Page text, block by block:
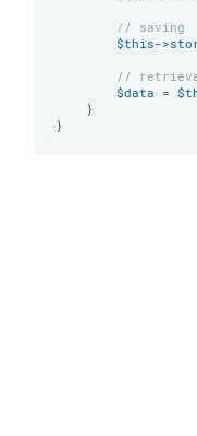
// saving
$this-
//
$data =
    }